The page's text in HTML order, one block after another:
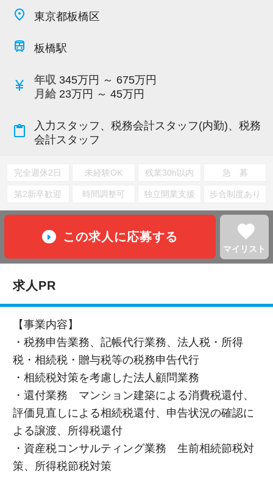
place 東京都板橋区
train 板橋駅
currency_yen 年収 345万円 ～ 675万円
月給 23万円 ～ 45万円
content_paste
入力スタッフ、税務会計スタッフ(内勤)、税務
会計スタッフ
完全週休2日 未経験OK 残業30h以内 急 募
第2新卒歓迎 時間調整可 独立開業支援 歩合制度あり
この求人に応募する favorite
マイリスト
求人PR
【事業内容】
・税務申告業務、記帳代行業務、法人税・所得
税・相続税・贈与税等の税務申告代行
・相続税対策を考慮した法人顧問業務
・還付業務 マンション建築による消費税還付、
評価見直しによる相続税還付、申告状況の確認に
よる譲渡、所得税還付
・資産税コンサルティング業務 生前相続節税対
策、所得税節税対策